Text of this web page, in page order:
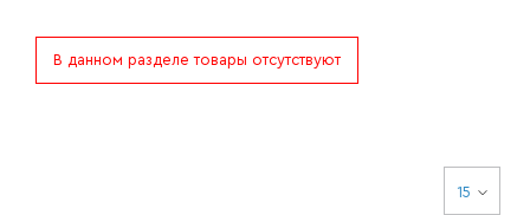
В данном разделе товары отсутствуют
15